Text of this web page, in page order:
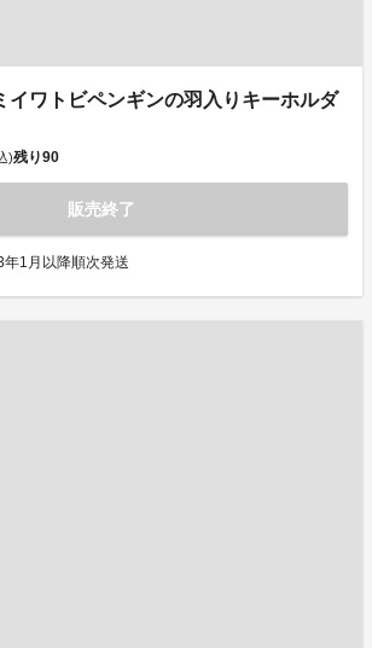
ワトビペンギンの羽入りキーホルダ
)残り90
販売終了
1月以降順次発送